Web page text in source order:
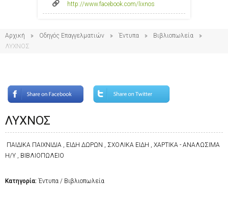
http://www.facebook.com/lixnos
Αρχική Οδηγός Επαγγελματιών Έντυπα
Βιβλιοπωλεία
ΛΥΧΝΟΣ
ΛΥΧΝΟΣ
ΠΑΙΔΙΚΑ ΠΑΙΧΝΙΔΙΑ , ΕΙΔΗ ΔΩΡΩΝ , ΣΧΟΛΙΚΑ ΕΙΔΗ , ΧΑΡΤΙΚΑ - ΑΝΑΛΩΣΙΜΑ
Η/Υ , ΒΙΒΛΙΟΠΩΛΕΙΟ
Κατηγορία: Έντυπα / Βιβλιοπωλεία